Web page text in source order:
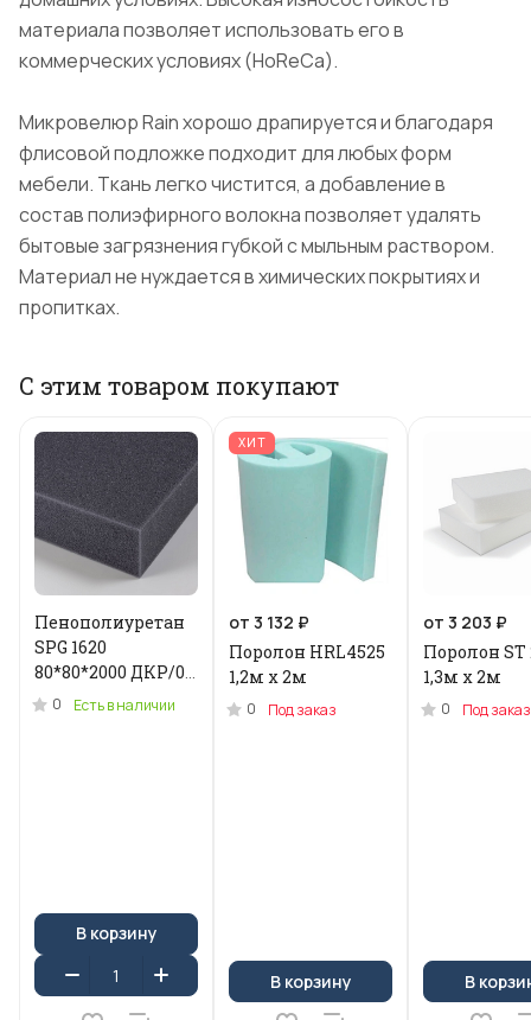
материала позволяет использовать его в
коммерческих условиях (HoReCa).
Микровелюр Rain хорошо драпируется и благодаря
флисовой подложке подходит для любых форм
мебели. Ткань легко чистится, а добавление в
состав полиэфирного волокна позволяет удалять
бытовые загрязнения губкой с мыльным раствором.
Материал не нуждается в химических покрытиях и
пропитках.
С этим товаром покупают
Пенополиуретан
SPG 1620
80*80*2000 ДКР/0.2
кг .N-3955U
0 Есть в наличии
В корзину
ХИТ
от 3 132 ₽
Поролон HRL4525
1,2м x 2м
0 Под заказ
В корзину
от 3 203 ₽
Поролон ST
1,3м х 2м
0 Под заказ
В